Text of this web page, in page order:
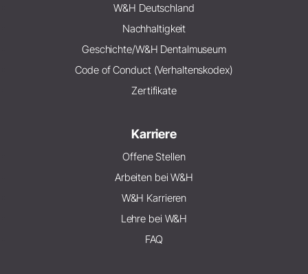
W&H Deutschland
Nachhaltigkeit
Geschichte/W&H Dentalmuseum
Code of Conduct (Verhaltenskodex)
Zertifikate
Karriere
Offene Stellen
Arbeiten bei W&H
W&H Karrieren
Lehre bei W&H
FAQ